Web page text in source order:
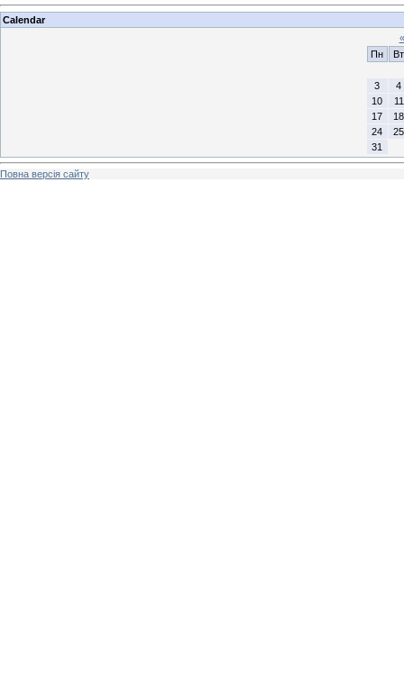
Calendar
«
Пн
Вт
3
4
10
11
17
18
24
25
31
Повна версія сайту